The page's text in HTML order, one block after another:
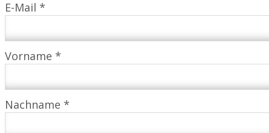
E-Mail *
Vorname *
Nachname *